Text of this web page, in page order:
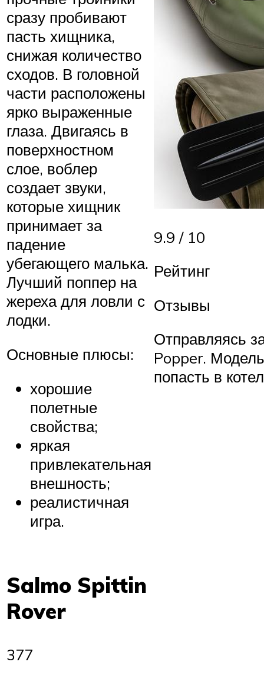
сразу пробивают
пасть хищника,
снижая количество
сходов. В головной
части расположены
ярко выраженные
глаза. Двигаясь в
поверхностном
слое, воблер
создает звуки,
которые хищник
принимает за
падение
убегающего малька.
Лучший поппер на
жереха для ловли с
лодки.
Основные плюсы:
хорошие
полетные
свойства;
яркая
привлекательная
внешность;
реалистичная
игра.
9.9 / 10
Рейтинг
Отзывы
Отправляясь
Popper.
попасть в
Salmo Spittin
Rover
377